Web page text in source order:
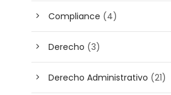
Compliance (4)
Derecho (3)
Derecho Administrativo (21)